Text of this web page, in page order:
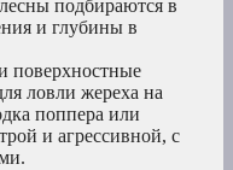
подбираются в
и глубины в
поверхностные
ловли жереха на
поппера или
и агрессивной, с